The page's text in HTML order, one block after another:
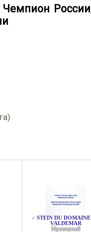
Чемпион России
♂ STEIN DU
VALDEMAR
Мраморный